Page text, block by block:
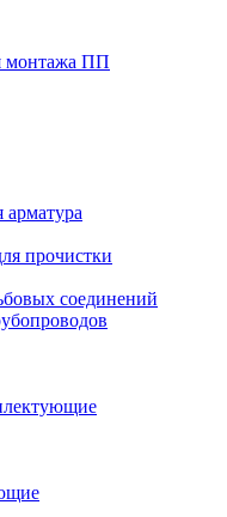
монтажа ПП
прочистки
соединений